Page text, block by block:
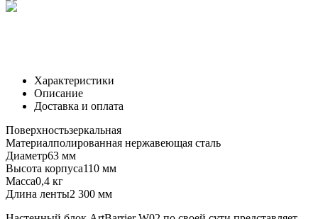
Характеристики
Описание
Доставка и оплата
Поверхностьзеркальная
Материалполированная нержавеющая сталь
Диаметр63 мм
Высота корпуса110 мм
Масса0,4 кг
Длина ленты2 300 мм